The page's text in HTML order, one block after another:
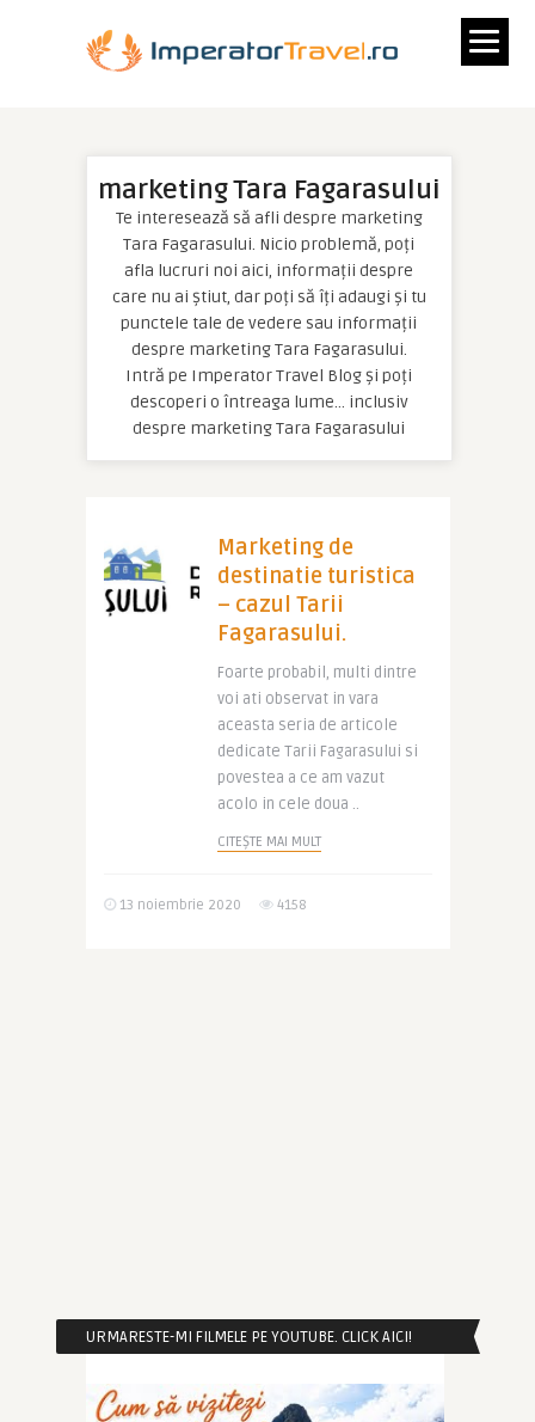
marketing Tara Fagarasului
Te interesează să afli despre marketing
Tara Fagarasului. Nicio problemă, poți
afla lucruri noi aici, informații despre
care nu ai știut, dar poți să îți adaugi și tu
punctele tale de vedere sau informații
despre marketing Tara Fagarasului.
Intră pe Imperator Travel Blog și poți
descoperi o întreaga lume… inclusiv
despre marketing Tara Fagarasului
Marketing de
destinatie turistica
– cazul Tarii
Fagarasului.
Foarte probabil, multi dintre
voi ati observat in vara
aceasta seria de articole
dedicate Tarii Fagarasului si
povestea a ce am vazut
acolo in cele doua ..
CITEȘTE MAI MULT
13 noiembrie 2020 4158
URMARESTE-MI FILMELE PE YOUTUBE. CLICK AICI!